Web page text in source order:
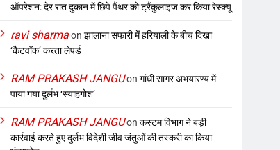
ऑपरेशन: देर रात दुकान में छिपे पैंथर को ट्रैंकुलाइज कर किया रेस्क्यू
ravi sharmaonझालाना सफारी में हरियाली के बीच दिखा
‘कैटवॉक’ करता लेपर्ड
RAM PRAKASH JANGUonगांधी सागर अभयारण्य में
पाया गया दुर्लभ ‘स्याहगोश’
RAM PRAKASH JANGUonकस्टम विभाग ने बड़ी
कार्रवाई करते हुए दुर्लभ विदेशी जीव जंतुओं की तस्करी का किया